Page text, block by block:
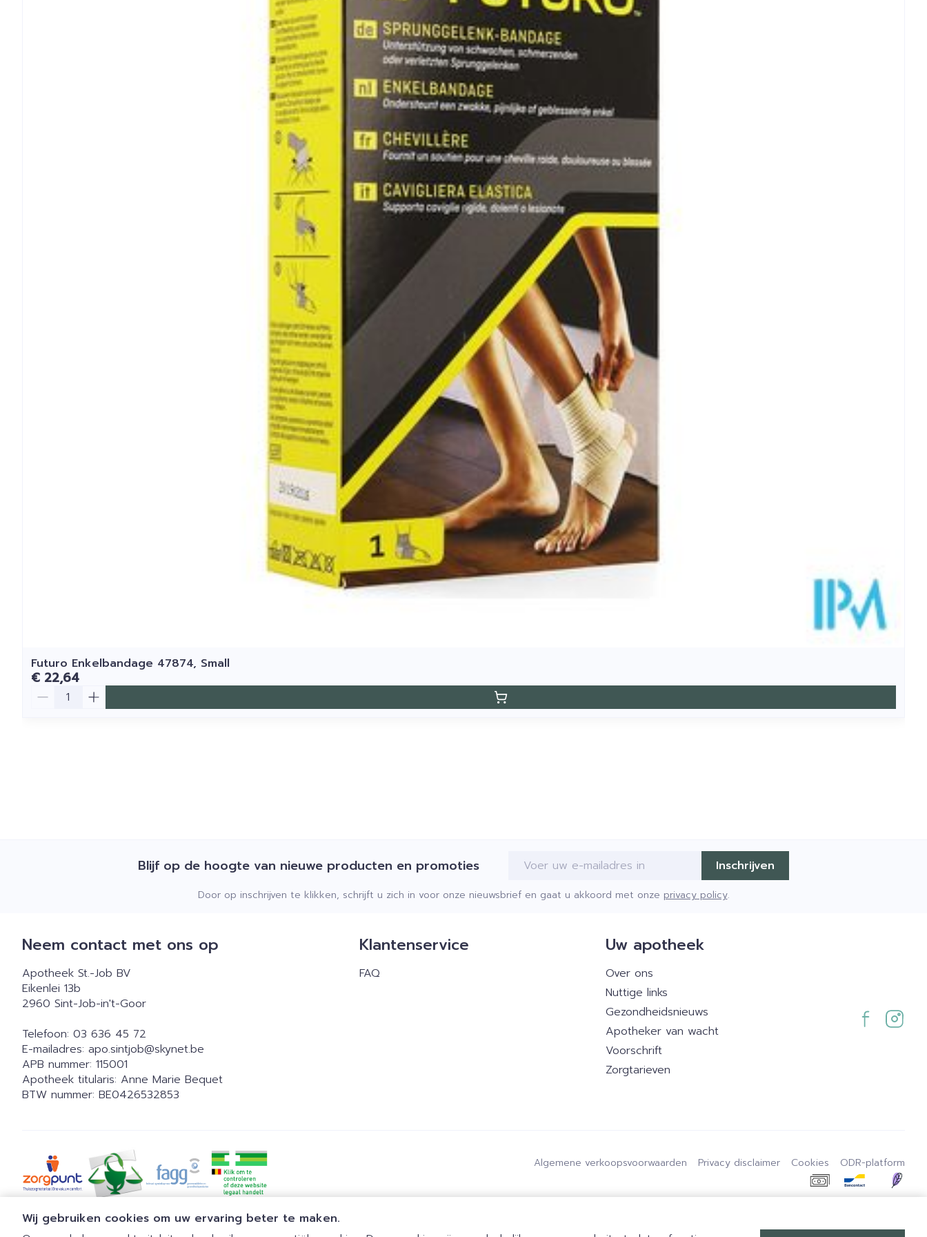
Wij gebruiken cookies om uw ervaring beter te maken.
Futuro Enkelbandage 47874, Small
€ 22,64
Blijf op de hoogte van nieuwe producten en promoties Inschrijven
Door op inschrijven te klikken, schrijft u zich in voor onze nieuwsbrief en gaat u akkoord met onze privacy policy.
Neem contact met ons op
Apotheek St.-Job BV
Eikenlei 13b
2960 Sint-Job-in't-Goor
Telefoon: 03 636 45 72
E-mailadres: apo.sintjob@skynet.be
APB nummer: 115001
Apotheek titularis: Anne Marie Bequet
BTW nummer: BE0426532853
Klantenservice
FAQ
Uw apotheek
Over ons
Nuttige links
Gezondheidsnieuws
Apotheker van wacht
Voorschrift
Zorgtarieven
Algemene verkoopsvoorwaarden Privacy disclaimer Cookies ODR-platform